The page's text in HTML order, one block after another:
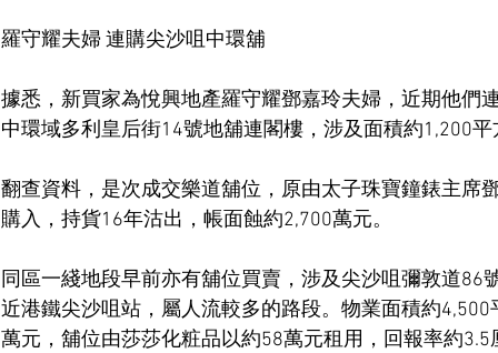
羅守耀夫婦 連購尖沙咀中環舖
據悉，新買家為悅興地產羅守耀鄧嘉玲夫婦，近期他們
中環域多利皇后街14號地舖連閣樓，涉及面積約1,200平
翻查資料，是次成交樂道舖位，原由太子珠寶鐘錶主席
購入，持貨16年沽出，帳面蝕約2,700萬元。
同區一綫地段早前亦有舖位買賣，涉及尖沙咀彌敦道86
近港鐵尖沙咀站，屬人流較多的路段。物業面積約
萬元，舖位由莎莎化粧品以約58萬元租用，回報率約3.5